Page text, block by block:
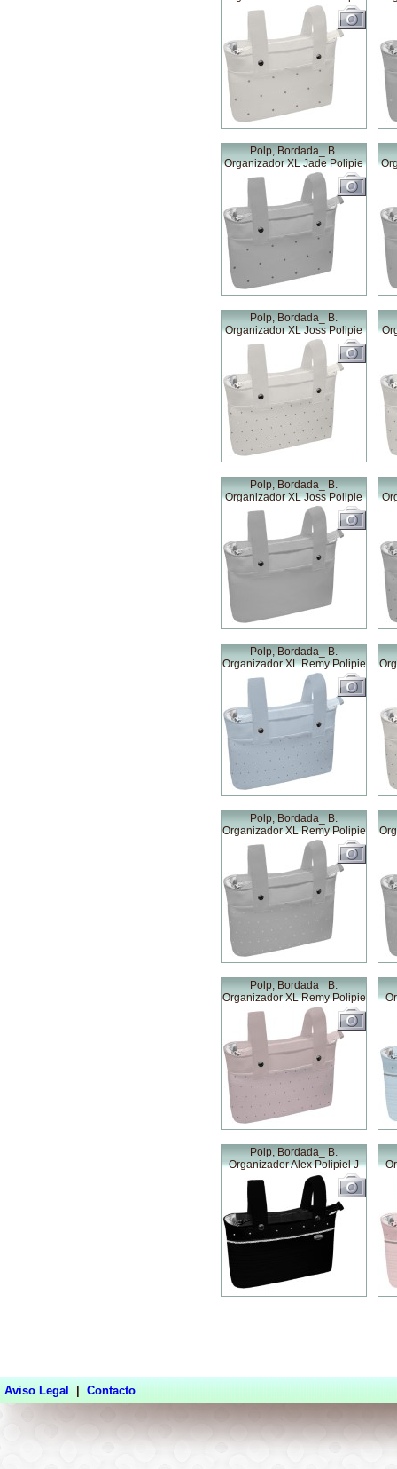
Polp, Bordada_ B.
Organizador XL Jade Polipie
Polp, Bordada_ B.
Organizador XL Joss Polipie
Polp, Bordada_ B.
Organizador XL Joss Polipie
Polp, Bordada_ B.
Organizador XL Remy Polipie
Polp, Bordada_ B.
Organizador XL Remy Polipie
Polp, Bordada_ B.
Organizador XL Remy Polipie
Polp, Bordada_ B.
Organizador Alex Polipiel J
Aviso Legal Contacto